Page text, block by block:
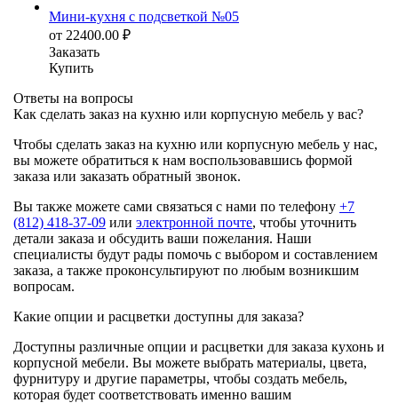
Мини-кухня с подсветкой №05
от 22400.00 ₽
Заказать
Купить
Ответы на вопросы
Как сделать заказ на кухню или корпусную мебель у вас?
Чтобы сделать заказ на кухню или корпусную мебель у нас,
вы можете обратиться к нам воспользовавшись формой
заказа или заказать обратный звонок.
Вы также можете сами связаться с нами по телефону +7
(812) 418-37-09 или электронной почте, чтобы уточнить
детали заказа и обсудить ваши пожелания. Наши
специалисты будут рады помочь с выбором и составлением
заказа, а также проконсультируют по любым возникшим
вопросам.
Какие опции и расцветки доступны для заказа?
Доступны различные опции и расцветки для заказа кухонь и
корпусной мебели. Вы можете выбрать материалы, цвета,
фурнитуру и другие параметры, чтобы создать мебель,
которая будет соответствовать именно вашим